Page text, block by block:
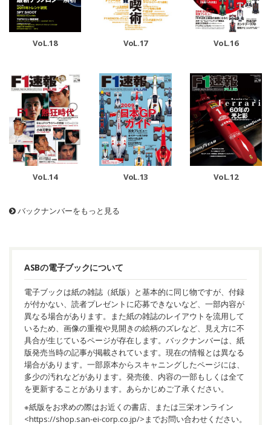
VoL.18 VoL.17 VoL.16
VoL.14 VoL.13 VoL.12
バックナンバーをもっと見る
ASBの電子ブックについて
電子ブックは紙の雑誌（紙版）と基本的に同じ物ですが、付録
が付かない、読者プレゼントに応募できないなど、一部内容が
異なる場合があります。また紙の雑誌のレイアウトを流用して
いるため、画像の重複や見開きの絵柄のズレなど、見え方に不
具合が生じているページが存在します。バックナンバーは、紙
版発売当時の記事が掲載されています。現在の情報とは異なる
場合があります。一部原本からスキャニングしたページには、
多少の汚れなどがあります。発売後、内容の一部もしくは全て
を更新することがあります。あらかじめご了承ください。
※紙版をお求めの際はお近くの書店、または三栄オンライン
<https://shop.san-ei-corp.co.jp/>までお問い合わせください。